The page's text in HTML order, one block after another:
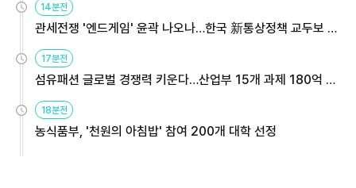
14분전
관세전쟁 '엔드게임' 윤곽 나오나…한국 新통상정책 교두보 활
용해야
17분전
섬유패션 글로벌 경쟁력 키운다…산업부 15개 과제 180억 지
원
18분전
농식품부, '천원의 아침밥' 참여 200개 대학 선정